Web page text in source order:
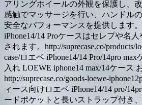
アリングホイールの外観を保護し、
感触でマッサージを行い、ハンドル
安全なパフォーマンスを提供します
iPhone14/14 Proケースはセレプや名
されます。http://suprecase.co/products/
case/ロエベ iPhone14/14 Pro/14pro
入れ LOEWE iphone14 max/14ケース
http://suprecase.co/goods-loewe-
ィース向けロエベ iPhone14/14 pro/
ードポケットと長いストラップ付き